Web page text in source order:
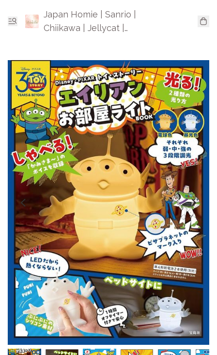
Japan Homie | Sanrio |
Chiikawa | Jellycat |